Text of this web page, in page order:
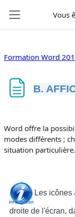
Vous
B.
Word offre la
modes différents ;
situation particulière.
Les icônes
droite de l'écran,